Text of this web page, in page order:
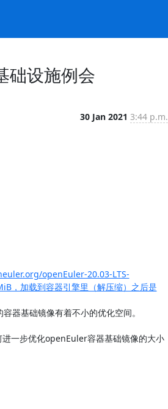
础设施例会
30 Jan 2021 3:44 p.m.
openEuler-20.03-LTS-
，加载到容器引擎里（解压缩）之后是
器基础镜像有着不小的优化空间。
一步优化openEuler容器基础镜像的大小